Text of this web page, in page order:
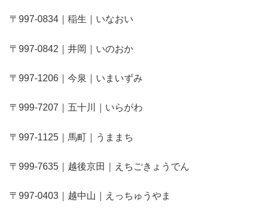
〒997-0834｜稲生｜いなおい
〒997-0842｜井岡｜いのおか
〒997-1206｜今泉｜いまいずみ
〒999-7207｜五十川｜いらがわ
〒997-1125｜馬町｜うままち
〒999-7635｜越後京田｜えちごきょうでん
〒997-0403｜越中山｜えっちゅうやま